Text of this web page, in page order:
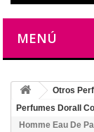
MENÚ
Otros
Perfumes Dorall
Homme Eau De